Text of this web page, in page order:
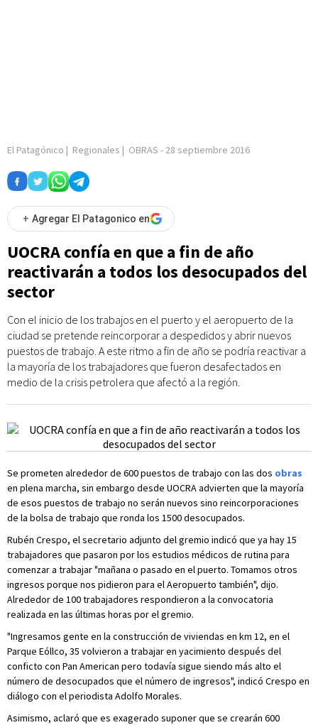
El Patagónico | Regionales | OBRAS - 28 septiembre 2016
+ Agregar El Patagonico en
UOCRA confía en que a fin de año
reactivarán a todos los desocupados del
sector
Con el inicio de los trabajos en el puerto y el aeropuerto de la
ciudad se pretende reincorporar a despedidos y abrir nuevos
puestos de trabajo. A este ritmo a fin de año se podría reactivar a
la mayoría de los trabajadores que fueron desafectados en
medio de la crisis petrolera que afectó a la región.
Se prometen alrededor de 600 puestos de trabajo con las dos obras
en plena marcha, sin embargo desde UOCRA advierten que la mayoría
de esos puestos de trabajo no serán nuevos sino reincorporaciones
de la bolsa de trabajo que ronda los 1500 desocupados.
Rubén Crespo, el secretario adjunto del gremio indicó que ya hay 15
trabajadores que pasaron por los estudios médicos de rutina para
comenzar a trabajar "mañana o pasado en el puerto. Tomamos otros
ingresos porque nos pidieron para el Aeropuerto también", dijo.
Alrededor de 100 trabajadores respondieron a la convocatoria
realizada en las últimas horas por el gremio.
"Ingresamos gente en la construcción de viviendas en km 12, en el
Parque Eóllco, 35 volvieron a trabajar en yacimiento después del
conficto con Pan American pero todavía sigue siendo más alto el
número de desocupados que el número de ingresos", indicó Crespo en
diálogo con el periodista Adolfo Morales.
Asimismo, aclaró que es exagerado suponer que se crearán 600